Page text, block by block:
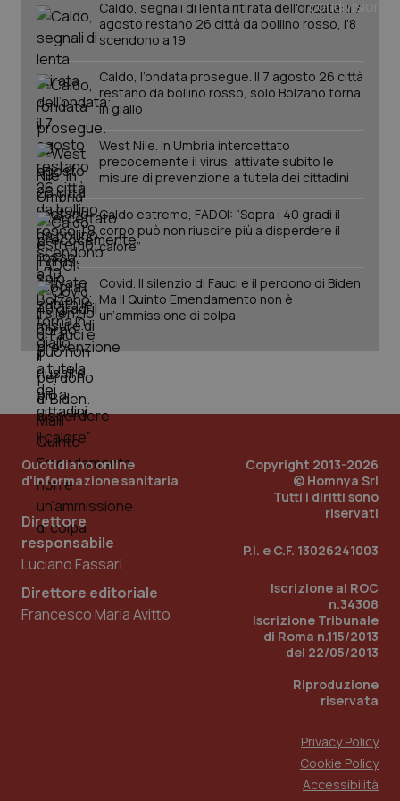
Salute orale & impianti
Sangue & coagulazione
Tiroide
Tumore al seno
Tumore ovarico
Tumori del Polmone & Testa Collo
Tumori gastrointestinali
Ulcera & Reflusso
Vaccini
Caldo, segnali di lenta ritirata dell'ondata: il 7
agosto restano 26 città da bollino rosso, l'8
scendono a 19
Caldo, l’ondata prosegue. Il 7 agosto 26 città
restano da bollino rosso, solo Bolzano torna
in giallo
West Nile. In Umbria intercettato
precocemente il virus, attivate subito le
misure di prevenzione a tutela dei cittadini
Caldo estremo, FADOI: “Sopra i 40 gradi il
corpo può non riuscire più a disperdere il
calore”
Covid. Il silenzio di Fauci e il perdono di Biden.
Ma il Quinto Emendamento non è
un’ammissione di colpa
Quotidiano online
d'informazione sanitaria
Direttore
responsabile
Luciano Fassari
Direttore editoriale
Francesco Maria Avitto
Copyright 2013-2026
© Homnya Srl
Tutti i diritti sono
riservati
P.I. e C.F. 13026241003
Iscrizione al ROC
n.34308
Iscrizione Tribunale
di Roma n.115/2013
del 22/05/2013
Riproduzione
riservata
Privacy Policy
Cookie Policy
Accessibilità
CookieScriptConsent
CookieScript
www.quotidianosanita.it
tracking-sites-ironfish-
tracking-enable
session-id
www.quotidianosanita.it
2
_ga
Google LLC
1
mese